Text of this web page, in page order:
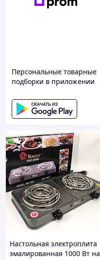
Персональные товарные
подборки в приложении
Настольная электроплита
эмалированная 1000 Вт на